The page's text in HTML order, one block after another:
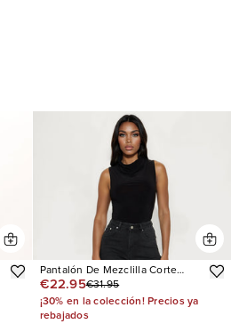
Pantalón De Mezclilla Corte
Recto Tall Bonafide Basic
€22.95€31.95
¡30% en la colección! Precios ya
rebajados